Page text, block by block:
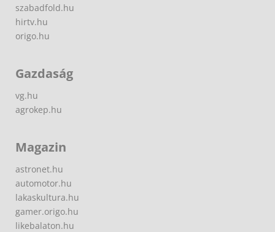
szabadfold.hu
hirtv.hu
origo.hu
Gazdaság
vg.hu
agrokep.hu
Magazin
astronet.hu
automotor.hu
lakaskultura.hu
gamer.origo.hu
likebalaton.hu